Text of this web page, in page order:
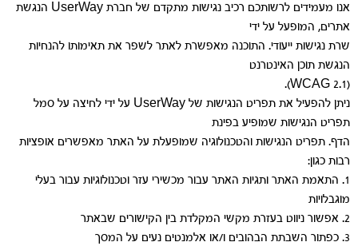
אנו מעמידים לרשותכם רכיב נגישות מתקדם של חברת UserWay הנגשת
אתרים, המופעל על ידי
שרת נגישות ייעודי. התוכנה מאפשרת לאתר לשפר את תאימותו להנחיות
הנגשת תוכן האינטרנט
(WCAG 2.1).
ניתן להפעיל את תפריט הנגישות של UserWay על ידי לחיצה על סמל
תפריט הנגישות שמופיע בפינת
הדף. תפריט הנגישות והטכנולוגיה שמופעלת על האתר מאפשרים אופציות
רבות כגון:
1. התאמת האתר ותגיות האתר עבור מכשירי עזר וטכנולוגיות עבור בעלי
מוגבלויות
2. אפשור ניווט בעזרת מקשי המקלדת בין הקישורים שבאתר
3. כפתור השבתת הבהובים ו/או אלמנטים נעים על המסך